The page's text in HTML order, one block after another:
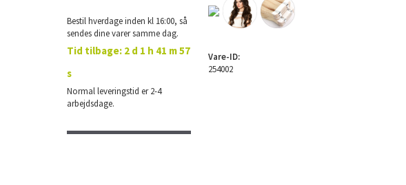
Bestil hverdage inden kl 16:00, så
sendes dine varer samme dag.
Tid tilbage: 2 d 1 h 41 m 56
s
Normal leveringstid er 2-4
arbejdsdage.
Vare-ID:
254002